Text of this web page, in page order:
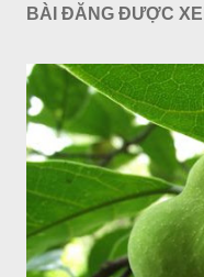
BÀI ĐĂNG ĐƯỢC